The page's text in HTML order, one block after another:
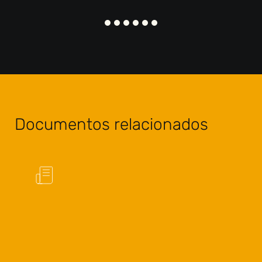
Documentos relacionados